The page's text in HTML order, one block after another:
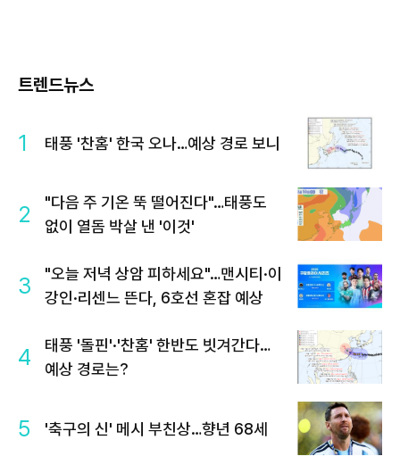
트렌드뉴스
1 태풍 '찬홈' 한국 오나…예상 경로 보니
2
"다음 주 기온 뚝 떨어진다"…태풍도
없이 열돔 박살 낸 '이것'
3
"오늘 저녁 상암 피하세요"…맨시티·이
강인·리센느 뜬다, 6호선 혼잡 예상
4
태풍 '돌핀'·'찬홈' 한반도 빗겨간다…
예상 경로는?
5 '축구의 신' 메시 부친상…향년 68세